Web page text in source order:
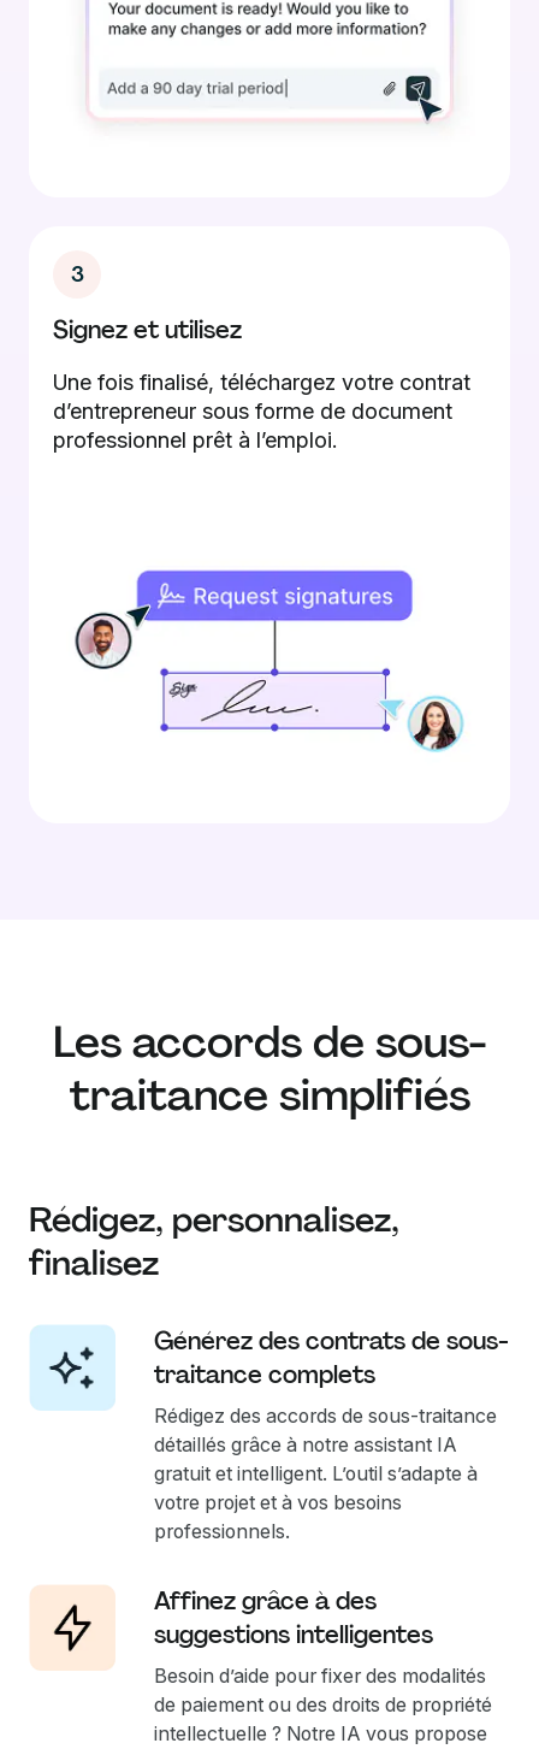
3
Signez et utilisez
Une fois finalisé, téléchargez votre contrat
d’entrepreneur sous forme de document
professionnel prêt à l’emploi.
Les accords de sous-
traitance simplifiés
Rédigez, personnalisez,
finalisez
Générez des contrats de sous-
traitance complets
Rédigez des accords de sous-traitance
détaillés grâce à notre assistant IA
gratuit et intelligent. L’outil s’adapte à
votre projet et à vos besoins
professionnels.
Affinez grâce à des
suggestions intelligentes
Besoin d’aide pour fixer des modalités
de paiement ou des droits de propriété
intellectuelle ? Notre IA vous propose